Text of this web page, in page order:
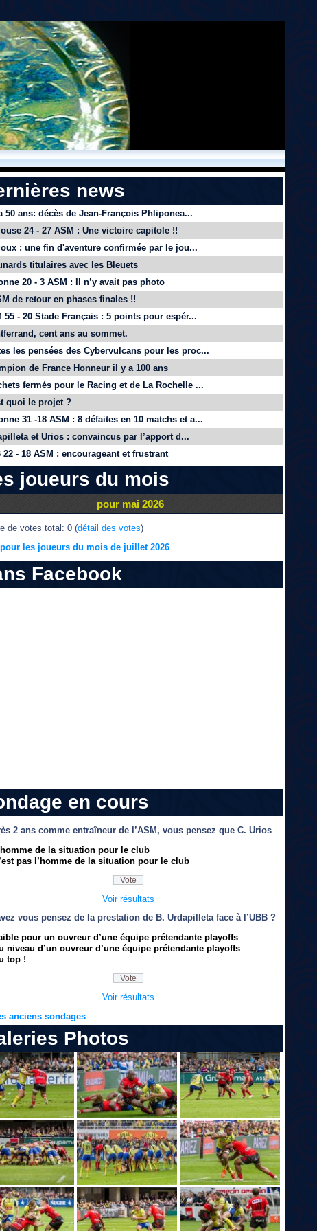
news
50 ans: décès de Jean-François Phliponea...
24 - 27 ASM : Une victoire capitole !!
: une fin d'aventure confirmée par le jou...
titulaires avec les Bleuets
20 - 3 ASM : Il n’y avait pas photo
de retour en phases finales !!
55 - 20 Stade Français : 5 points pour espér...
cent ans au sommet.
les pensées des Cybervulcans pour les proc...
de France Honneur il y a 100 ans
fermés pour le Racing et de La Rochelle ...
quoi le projet ?
31 -18 ASM : 8 défaites en 10 matchs et a...
et Urios : convaincus par l’apport d...
22 - 18 ASM : encourageant et frustrant
joueurs du mois
pour mai 2026
de votes total: 0 (détail des votes)
les joueurs du mois de juillet 2026
Facebook
en cours
2 ans comme entraîneur de l’ASM, vous pensez que C. Urios
de la situation pour le club
pas l’homme de la situation pour le club
Voir résultats
vous pensez de la prestation de B. Urdapilleta face à l’UBB ?
pour un ouvreur d’une équipe prétendante playoffs
niveau d’un ouvreur d’une équipe prétendante playoffs
top !
Voir résultats
anciens sondages
Photos